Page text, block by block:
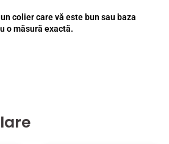
colier care vă este bun sau baza
o măsură exactă.